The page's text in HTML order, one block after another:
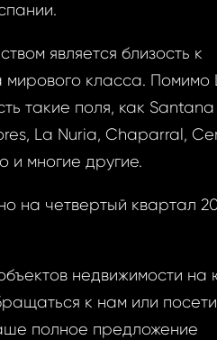
является близость к
мирового класса. Помимо
такие поля, как Santana
La Nuria, Chaparral,
и многие другие.
на четвертый квартал
недвижимости на
к нам или
полное предложение